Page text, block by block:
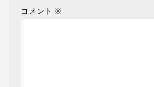
コメント ※